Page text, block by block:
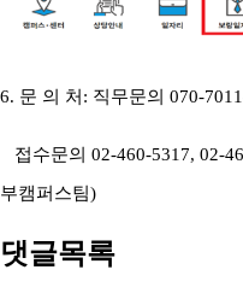
6. 문 의 처 : 직무문의 070-
접수문의 02-460-5317, 02-
부캠퍼스팀)
댓글목록